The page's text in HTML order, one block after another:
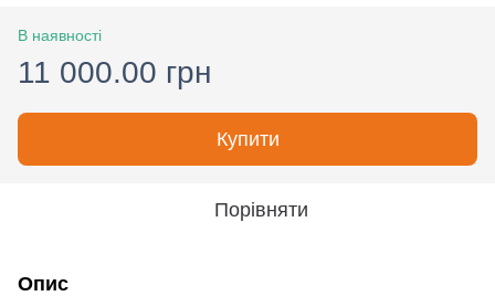
В наявності
11 000.00 грн
Купити
Порівняти
Опис